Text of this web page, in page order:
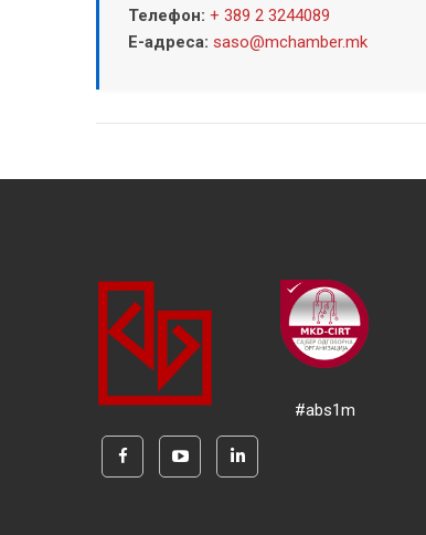
Телефон: + 389 2 3244089
Е-адреса: saso@mchamber.mk
#abs1m